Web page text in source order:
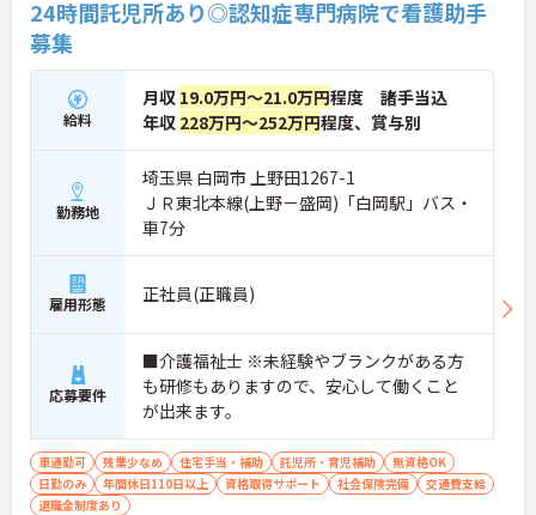
24時間託児所あり◎認知症専門病院で看護助手
募集
給料
月収 19.0万円～21.0万円程度 諸手当込
年収 228万円～252万円程度、賞与別
勤務地
埼玉県 白岡市 上野田1267-1
ＪＲ東北本線(上野－盛岡)「白岡駅」バス・
車7分
雇用形態 正社員(正職員)
応募要件
■介護福祉士 ※未経験やブランクがある方
も研修もありますので、安心して働くこと
が出来ます。
車通勤可 残業少なめ 住宅手当・補助 託児所・育児補助
無資格OK
日勤のみ
年間休日110日以上 資格取得サポート 社会保険完備
交通費支給
退職金制度あり